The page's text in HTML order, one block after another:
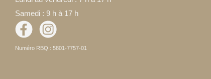
Samedi : 9 h à 17 h
Numéro RBQ : 5801-7757-01